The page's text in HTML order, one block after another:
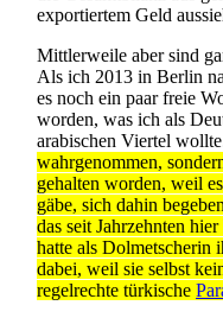
exportiertem Geld
Mittlerweile aber sind
Als ich 2013 in Berlin
es noch ein paar freie
worden, was ich als
arabischen Viertel
wahrgenommen,
gehalten worden, weil
gäbe, sich dahin
das seit Jahrzehnten
hatte als Dolmetscherin
dabei, weil sie selbst
regelrechte türkische